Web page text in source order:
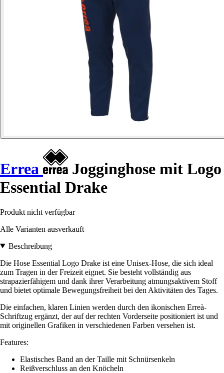
Errea
Jogginghose mit Logo
Essential Drake
Produkt nicht verfügbar
Alle Varianten ausverkauft
Beschreibung
Die Hose Essential Logo Drake ist eine Unisex-Hose, die sich ideal
zum Tragen in der Freizeit eignet. Sie besteht vollständig aus
strapazierfähigem und dank ihrer Verarbeitung atmungsaktivem Stoff
und bietet optimale Bewegungsfreiheit bei den Aktivitäten des Tages.
Die einfachen, klaren Linien werden durch den ikonischen Erreà-
Schriftzug ergänzt, der auf der rechten Vorderseite positioniert ist und
mit originellen Grafiken in verschiedenen Farben versehen ist.
Features:
Elastisches Band an der Taille mit Schnürsenkeln
Reißverschluss an den Knöcheln